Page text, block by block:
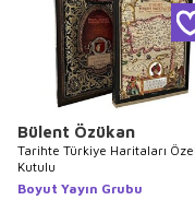
Bülent Özükan
Tarihte Türkiye Haritaları Özel
Kutulu
Boyut Yayın Grubu